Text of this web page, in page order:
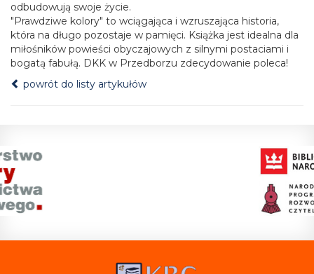
odbudowują swoje życie.
"Prawdziwe kolory" to wciągająca i wzruszająca historia,
która na długo pozostaje w pamięci. Książka jest idealna dla
miłośników powieści obyczajowych z silnymi postaciami i
bogatą fabułą. DKK w Przedborzu zdecydowanie poleca!
powrót do listy artykułów